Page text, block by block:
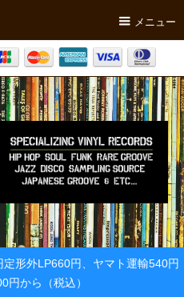
メニュー
形外LP660円、ヤマト運輸540円
円から（税込）